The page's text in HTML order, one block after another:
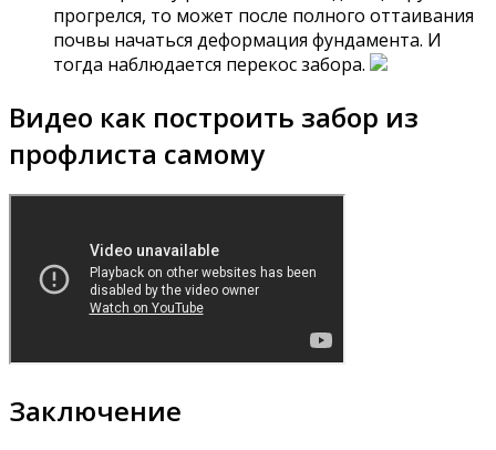
прогрелся, то может после полного оттаивания
почвы начаться деформация фундамента. И
тогда наблюдается перекос забора.
Видео как построить забор из
профлиста самому
Заключение